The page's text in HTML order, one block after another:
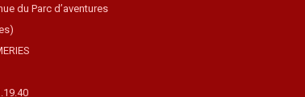
du Parc d’aventures